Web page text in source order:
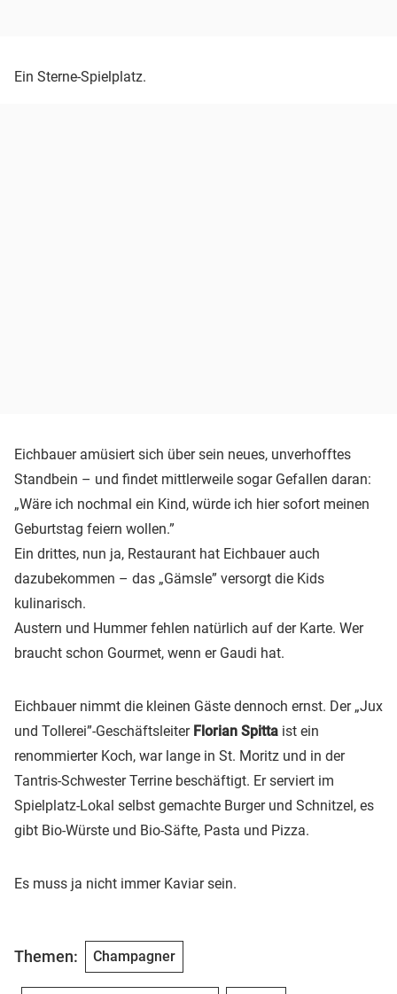
Ein Sterne-Spielplatz.
Eichbauer amüsiert sich über sein neues, unverhofftes
Standbein – und findet mittlerweile sogar Gefallen daran:
„Wäre ich nochmal ein Kind, würde ich hier sofort meinen
Geburtstag feiern wollen.”
Ein drittes, nun ja, Restaurant hat Eichbauer auch
dazubekommen – das „Gämsle” versorgt die Kids
kulinarisch.
Austern und Hummer fehlen natürlich auf der Karte. Wer
braucht schon Gourmet, wenn er Gaudi hat.
Eichbauer nimmt die kleinen Gäste dennoch ernst. Der „Jux
und Tollerei”-Geschäftsleiter Florian Spitta ist ein
renommierter Koch, war lange in St. Moritz und in der
Tantris-Schwester Terrine beschäftigt. Er serviert im
Spielplatz-Lokal selbst gemachte Burger und Schnitzel, es
gibt Bio-Würste und Bio-Säfte, Pasta und Pizza.
Es muss ja nicht immer Kaviar sein.
Themen: Champagner